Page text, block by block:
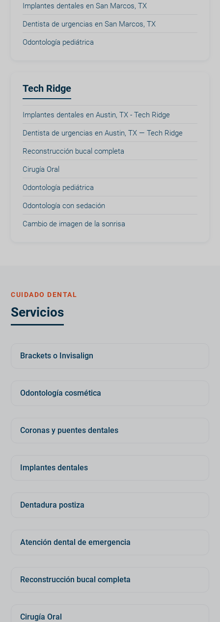
Implantes dentales en San Marcos, TX
Dentista de urgencias en San Marcos, TX
Odontología pediátrica
Tech Ridge
Implantes dentales en Austin, TX - Tech Ridge
Dentista de urgencias en Austin, TX — Tech Ridge
Reconstrucción bucal completa
Cirugía Oral
Odontología pediátrica
Odontología con sedación
Cambio de imagen de la sonrisa
CUIDADO DENTAL
Servicios
Brackets o Invisalign
Odontología cosmética
Coronas y puentes dentales
Implantes dentales
Dentadura postiza
Atención dental de emergencia
Reconstrucción bucal completa
Cirugía Oral